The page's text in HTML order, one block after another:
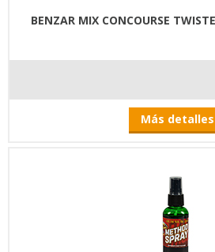
BENZAR MIX CONCOURSE
Más detalles